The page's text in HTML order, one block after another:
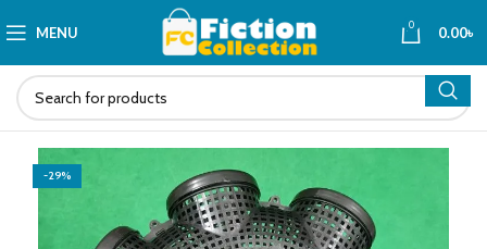
MENU 0 0.00৳
-29%